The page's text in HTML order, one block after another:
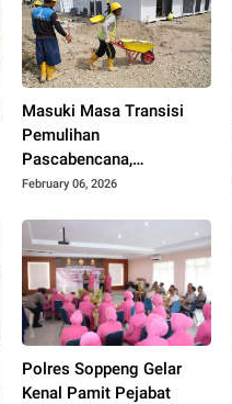
Masuki Masa Transisi
Pemulihan
Pascabencana,
Kementerian PU
Rehabilitasi Infrastruktur
Dasar di Provinsi Aceh
February 06, 2026
Polres Soppeng Gelar
Kenal Pamit Pejabat